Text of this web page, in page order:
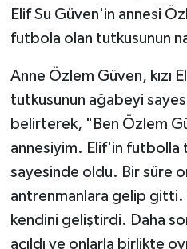
Elif Su Güven'in annesi
futbola olan tutkusunun
Anne Özlem Güven, kızı
tutkusunun ağabeyi
belirterek, "Ben Özlem
annesiyim. Elif'in futbolla
sayesinde oldu. Bir süre
antrenmanlara gelip gitti.
kendini geliştirdi. Daha
açıldı ve onlarla birlikte